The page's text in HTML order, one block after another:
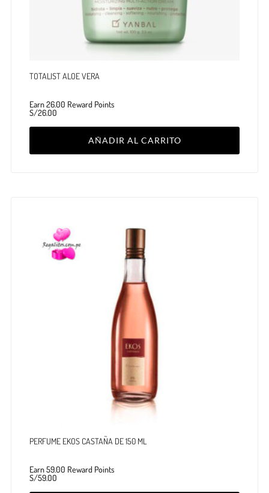
TOTALIST ALOE VERA
Earn 26.00 Reward Points
S/26.00
AÑADIR AL CARRITO
PERFUME EKOS CASTAÑA DE 150 ML
Earn 59.00 Reward Points
S/59.00